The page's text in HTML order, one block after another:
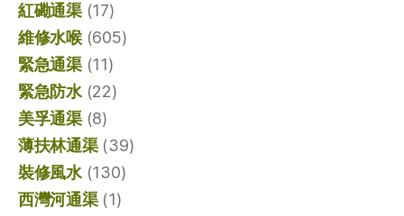
紅磡通渠(17)
維修水喉(605)
緊急通渠(11)
緊急防水(22)
美孚通渠(8)
薄扶林通渠(39)
裝修風水(130)
西灣河通渠(1)